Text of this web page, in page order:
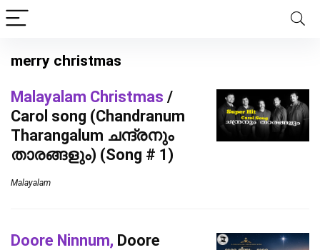
merry christmas
Malayalam Christmas /
Carol song (Chandranum
Tharangalum ചന്ദ്രനും
താരങ്ങളും) (Song # 1)
Malayalam
Doore Ninnum, Doore